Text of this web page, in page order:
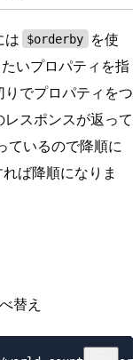
は $orderby
を使
いプロパティを指
でプロパティをつ
スポンスが返って
ているので降順に
ば降順になりま
替え